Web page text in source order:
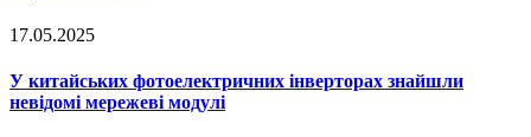
17.05.2025
У китайських фотоелектричних інверторах знайшли
невідомі мережеві модулі